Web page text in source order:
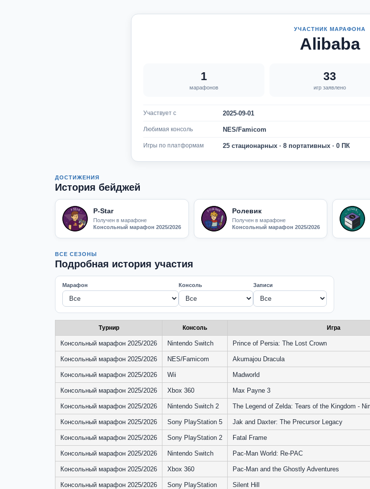
УЧАСТНИК МАРАФОНА
Alibaba
1
марафонов
33
игр заявлено
Участвует с 2025-09-01
Любимая консоль NES/Famicom
Игры по платформам 25 стационарных · 8 портативных · 0 ПК
ДОСТИЖЕНИЯ
История бейджей
P-Star
Получен в марафоне
Консольный марафон 2025/2026
Ролевик
Получен в марафоне
Консольный марафон 2025/2026
ВСЕ СЕЗОНЫ
Подробная история участия
Марафон Консоль Записи
Турнир Консоль Игра
Консольный марафон 2025/2026 Nintendo Switch Prince of Persia: The Lost Crown
Консольный марафон 2025/2026 NES/Famicom Akumajou Dracula
Консольный марафон 2025/2026 Wii Madworld
Консольный марафон 2025/2026 Xbox 360 Max Payne 3
Консольный марафон 2025/2026 Nintendo Switch 2 The Legend of Zelda: Tears of the Kingdom -
Консольный марафон 2025/2026 Sony PlayStation 5 Jak and Daxter: The Precursor Legacy
Консольный марафон 2025/2026 Sony PlayStation 2 Fatal Frame
Консольный марафон 2025/2026 Nintendo Switch Pac-Man World: Re-PAC
Консольный марафон 2025/2026 Xbox 360 Pac-Man and the Ghostly Adventures
Консольный марафон 2025/2026 Sony PlayStation Silent Hill